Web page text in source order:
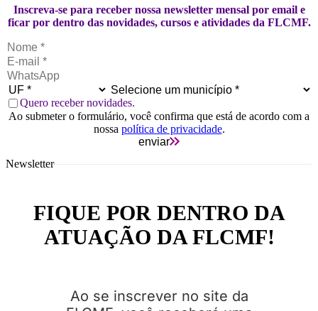
Inscreva-se para receber nossa newsletter mensal por email e
ficar por dentro das novidades, cursos e atividades da FLCMF.
Quero receber novidades.
Ao submeter o formulário, você confirma que está de acordo com a
nossa política de privacidade.
enviar
Newsletter
FIQUE POR DENTRO DA
ATUAÇÃO DA FLCMF!
Ao se inscrever no site da